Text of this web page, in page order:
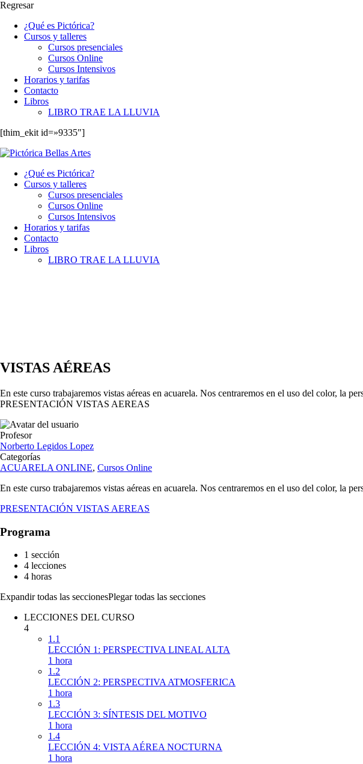
Regresar
¿Qué es Pictórica?
Cursos y talleres
Cursos presenciales
Cursos Online
Cursos Intensivos
Horarios y tarifas
Contacto
Libros
LIBRO TRAE LA LLUVIA
[thim_ekit id=»9335″]
¿Qué es Pictórica?
Cursos y talleres
Cursos presenciales
Cursos Online
Cursos Intensivos
Horarios y tarifas
Contacto
Libros
LIBRO TRAE LA LLUVIA
VISTAS AÉREAS
En este curso trabajaremos vistas aéreas en acuarela. Nos centraremos en el uso del color, la
PRESENTACIÓN VISTAS AEREAS
Profesor
Norberto Legidos Lopez
Categorías
ACUARELA ONLINE, Cursos Online
En este curso trabajaremos vistas aéreas en acuarela. Nos centraremos en el uso del color, la
PRESENTACIÓN VISTAS AEREAS
Programa
1 sección
4 lecciones
4 horas
Expandir todas las seccionesPlegar todas las secciones
LECCIONES DEL CURSO
4
1.1
LECCIÓN 1: PERSPECTIVA LINEAL ALTA
1 hora
1.2
LECCIÓN 2: PERSPECTIVA ATMOSFERICA
1 hora
1.3
LECCIÓN 3: SÍNTESIS DEL MOTIVO
1 hora
1.4
LECCIÓN 4: VISTA AÉREA NOCTURNA
1 hora